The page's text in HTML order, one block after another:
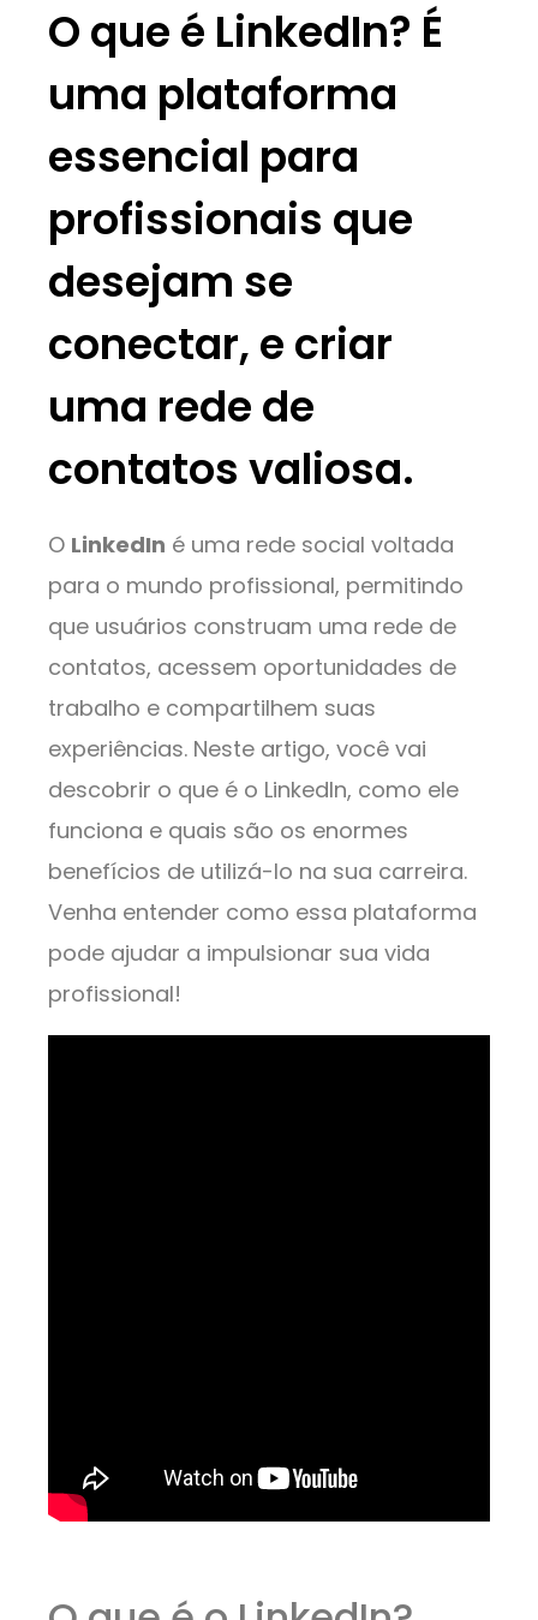
O que é LinkedIn? É
uma plataforma
essencial para
profissionais que
desejam se
conectar, e criar
uma rede de
contatos valiosa.
O LinkedIn é uma rede social voltada
para o mundo profissional, permitindo
que usuários construam uma rede de
contatos, acessem oportunidades de
trabalho e compartilhem suas
experiências. Neste artigo, você vai
descobrir o que é o LinkedIn, como ele
funciona e quais são os enormes
benefícios de utilizá-lo na sua carreira.
Venha entender como essa plataforma
pode ajudar a impulsionar sua vida
profissional!